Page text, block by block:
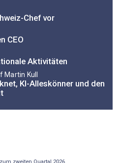
Chef vor
CEO
Aktivitäten
Kull
KI-Alleskönner und den